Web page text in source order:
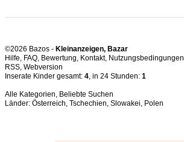
©2026 Bazos - Kleinanzeigen, Bazar
Hilfe, FAQ, Bewertung, Kontakt, Nutzungsbedingungen
RSS,
Inserate Kinder gesamt: 4, in 24 Stunden: 1
Alle Kategorien, Beliebte Suchen
Länder: Österreich, Tschechien, Slowakei, Polen